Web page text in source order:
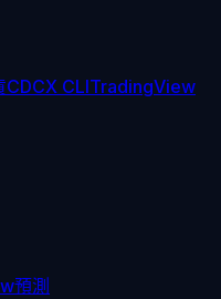
CDCX CLITradingView
預測